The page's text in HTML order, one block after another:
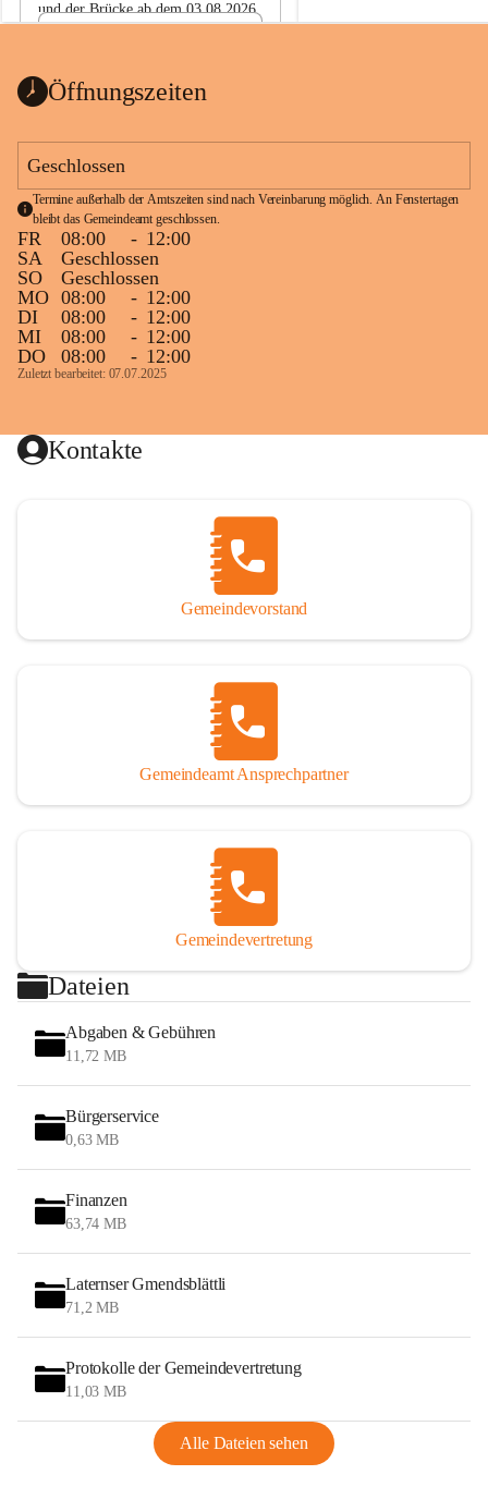
und der Brücke ab dem 03.08.2026
ht
1 Seite•0,1 MB
Öffnungszeiten
Geschlossen
Termine außerhalb der Amtszeiten sind nach Vereinbarung möglich. An Fenstertagen
bleibt das Gemeindeamt geschlossen.
FR 08:00 - 12:00
SA
Geschlossen
SO
Geschlossen
MO 08:00 - 12:00
DI
08:00 - 12:00
MI
08:00 - 12:00
DO
08:00 - 12:00
Zuletzt bearbeitet: 07.07.2025
Kontakte
Gemeindevorstand
Gemeindeamt Ansprechpartner
Gemeindevertretung
Dateien
Abgaben & Gebühren
11,72 MB
Bürgerservice
0,63 MB
Finanzen
63,74 MB
Laternser Gmendsblättli
71,2 MB
Protokolle der Gemeindevertretung
11,03 MB
Alle Dateien sehen